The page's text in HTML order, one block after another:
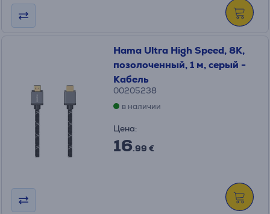
Hama Ultra High Speed, 8K,
позолоченный, 1 м, серый -
Кабель
00205238
в наличии
Цена:
16.99 €